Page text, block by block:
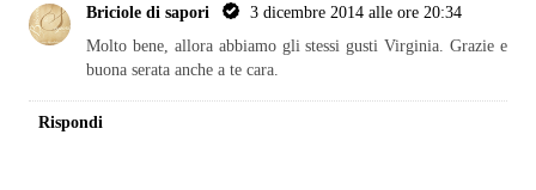
Briciole di sapori
3 dicembre 2014 alle ore 20:34
Molto bene, allora abbiamo gli stessi gusti Virginia. Grazie e
buona serata anche a te cara.
Rispondi